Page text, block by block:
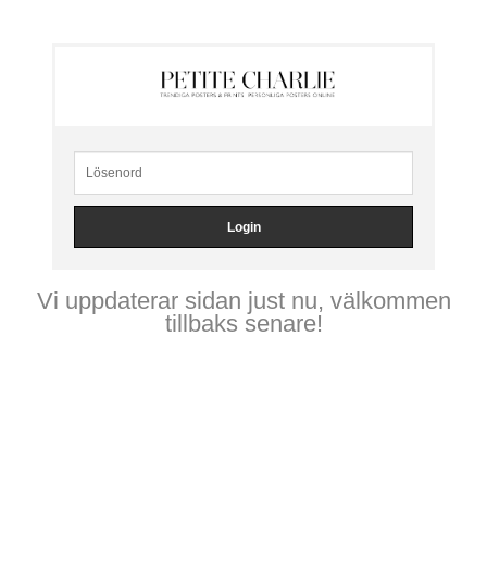
Vi uppdaterar sidan just nu, välkommen
tillbaks senare!